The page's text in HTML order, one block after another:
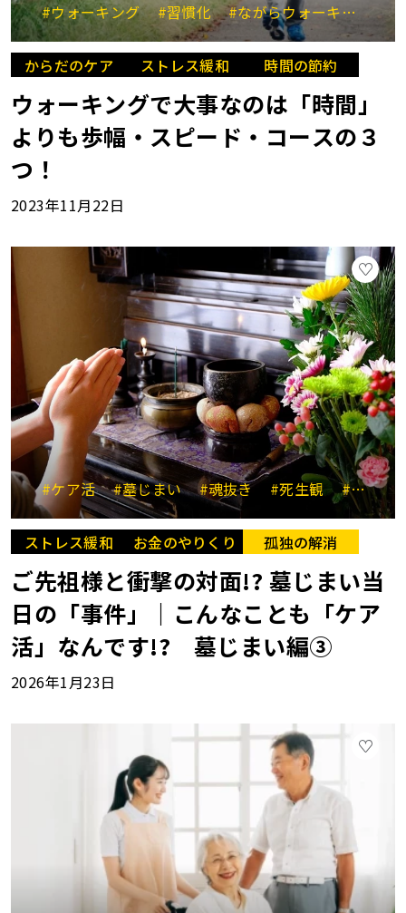
#ウォーキング #習慣化 #ながらウォーキング #
からだのケア ストレス緩和 時間の節約
ウォーキングで大事なのは「時間」
よりも歩幅・スピード・コースの３
つ！
2023年11月22日
#ケア活 #墓じまい #魂抜き #死生観 #終活
ストレス緩和 お金のやりくり 孤独の解消
ご先祖様と衝撃の対面!? 墓じまい当
日の「事件」｜こんなことも「ケア
活」なんです!? 墓じまい編③
2026年1月23日